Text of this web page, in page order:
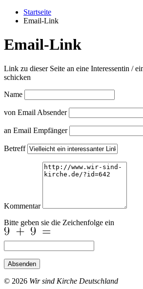
Startseite
Email-Link
Email-Link
Link zu dieser Seite an eine Interessentin /
schicken
Name
von Email Absender
an Email Empfänger
Betreff
Kommentar
Bitte geben sie die Zeichenfolge ein
Absenden
© 2026 Wir sind Kirche Deutschland